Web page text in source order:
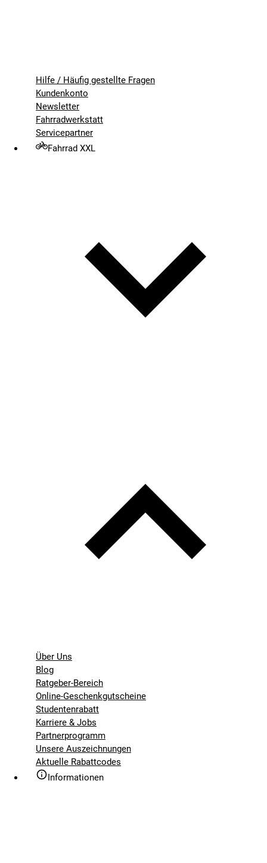
Hilfe / Häufig gestellte Fragen
Kundenkonto
Newsletter
Fahrradwerkstatt
Servicepartner
Fahrrad XXL
Über Uns
Blog
Ratgeber-Bereich
Online-Geschenkgutscheine
Studentenrabatt
Karriere & Jobs
Partnerprogramm
Unsere Auszeichnungen
Aktuelle Rabattcodes
Informationen